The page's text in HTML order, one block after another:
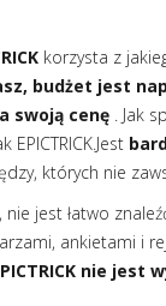
korzysta z
budżet jest
swoją cenę . Jak
których nie
jest łatwo
ankietami i
nie